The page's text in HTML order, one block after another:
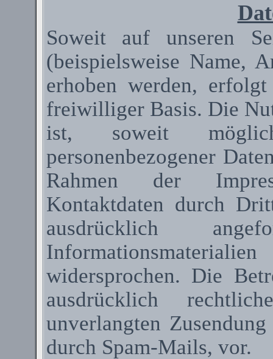
Soweit auf unseren
(beispielsweise Name,
erhoben werden,
freiwilliger Basis. Die
ist, soweit
personenbezogener
Rahmen der
Kontaktdaten durch
ausdrücklich
widersprochen. Die
ausdrücklich
unverlangten
durch Spam-Mails, vor.